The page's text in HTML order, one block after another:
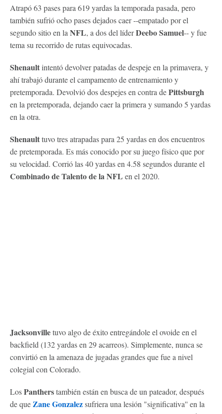
Atrapó 63 pases para 619 yardas la temporada pasada, pero
también sufrió ocho pases dejados caer --empatado por el
segundo sitio en la NFL, a dos del líderDeebo Samuel-- y fue
tema su recorrido de rutas equivocadas.
Shenaultintentó devolver patadas de despeje en la primavera, y
ahí trabajó durante el campamento de entrenamiento y
pretemporada. Devolvió dos despejes en contra dePittsburgh
en la pretemporada, dejando caer la primera y sumando 5 yardas
en la otra.
Shenaulttuvo tres atrapadas para 25 yardas en dos encuentros
de pretemporada. Es más conocido por su juego físico que por
su velocidad. Corrió las 40 yardas en 4.58 segundos durante el
Combinado de Talento de la NFL en el 2020.
Jacksonvilletuvo algo de éxito entregándole el ovoide en el
backfield (132 yardas en 29 acarreos). Simplemente, nunca se
convirtió en la amenaza de jugadas grandes que fue a nivel
colegial con Colorado.
LosPantherstambién están en busca de un pateador, después
de queZane Gonzalezsufriera una lesión "significativa'' en la